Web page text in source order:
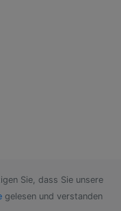
Sie, dass Sie unsere
gelesen und verstanden